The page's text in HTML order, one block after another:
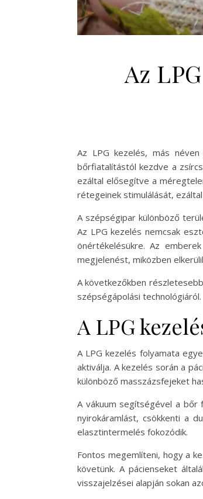
Az
Az LPG kezelés, más
bőrfiatalítástól kezdve a
ezáltal elősegítve a
rétegeinek stimulálását,
A szépségipar különböző
Az LPG kezelés nemcsak
önértékelésükre. Az
megjelenést, miközben
A következőkben
szépségápolási technológiáról.
A LPG
A LPG kezelés folyamata
aktiválja. A kezelés során a
különböző masszázsfejeket
A vákuum segítségével a
nyirokáramlást, csökkenti a
elasztintermelés fokozódik.
Fontos megemlíteni, hogy a
követünk. A pácienseket
visszajelzései alapján sokan